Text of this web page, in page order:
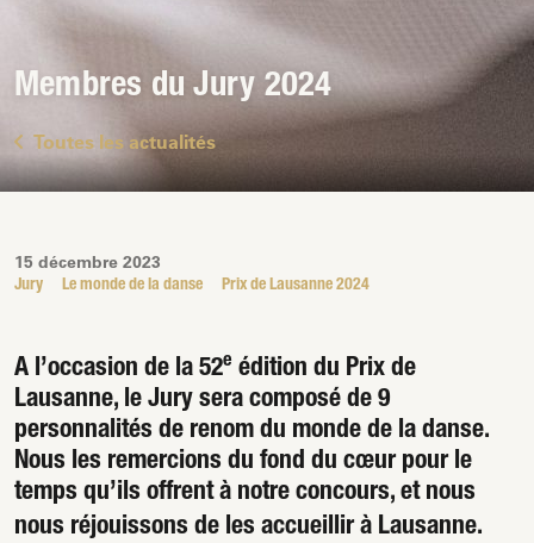
Membres du Jury 2024
Toutes les actualités
15 décembre 2023
Jury Le monde de la danse Prix de Lausanne 2024
A l’occasion de la 52e édition du Prix de
Lausanne, le Jury sera composé de 9
personnalités de renom du monde de la danse.
Nous les remercions du fond du cœur pour le
temps qu’ils offrent à notre concours, et nous
nous réjouissons de les accueillir à Lausanne.